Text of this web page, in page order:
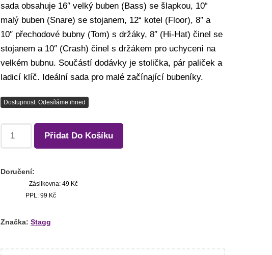
sada obsahuje 16″ velký buben (Bass) se šlapkou, 10“
malý buben (Snare) se stojanem, 12“ kotel (Floor), 8″ a
10″ přechodové bubny (Tom) s držáky, 8″ (Hi-Hat) činel se
stojanem a 10″ (Crash) činel s držákem pro uchycení na
velkém bubnu. Součástí dodávky je stolička, pár paliček a
ladicí klíč. Ideální sada pro malé začínající bubeníky.
Dostupnost: Odesíláme ihned
Přidat Do Košíku
Doručení:
Zásilkovna: 49 Kč
PPL: 99 Kč
Značka: Stagg